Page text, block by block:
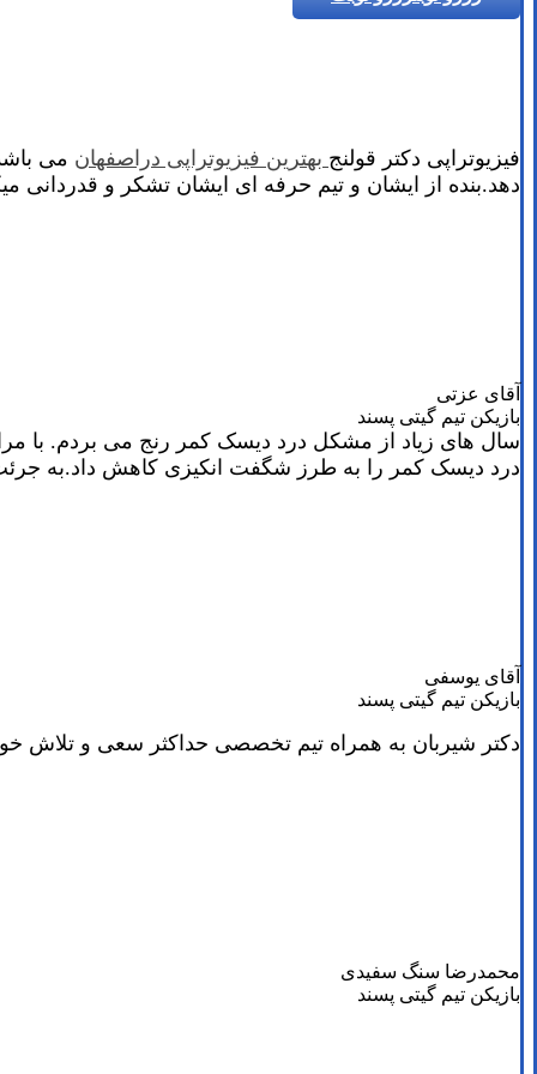
فیزیوتراپی دکتر قولنج بهترین فیزیوتراپی دراصفهان می
دهد.بنده از ایشان و تیم حرفه ای ایشان تشکر و قدردانی
آقای عزتی
بازیکن تیم گیتی پسند
سال های زیاد از مشکل درد دیسک کمر رنج می بردم. با
درد دیسک کمر را به طرز شگفت انکیزی کاهش داد.به جرئت
آقای یوسفی
بازیکن تیم گیتی پسند
دکتر شیربان به همراه تیم تخصصی حداکثر سعی و تلاش خود
محمدرضا سنگ سفیدی
بازیکن تیم گیتی پسند